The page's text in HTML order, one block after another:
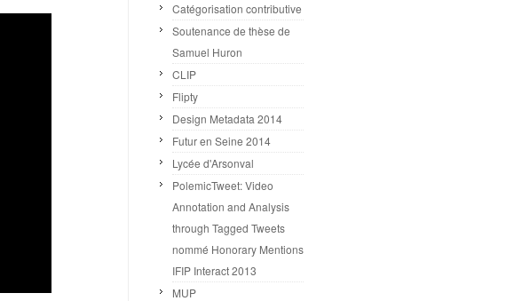
Catégorisation contributive
Soutenance de thèse de
Samuel Huron
CLIP
Flipty
Design Metadata 2014
Futur en Seine 2014
Lycée d'Arsonval
PolemicTweet: Video
Annotation and Analysis
through Tagged Tweets
nommé Honorary Mentions
IFIP Interact 2013
MUP